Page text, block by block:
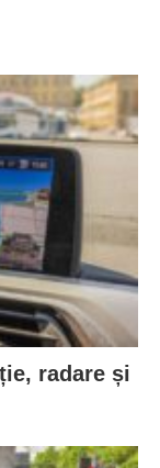
radare și